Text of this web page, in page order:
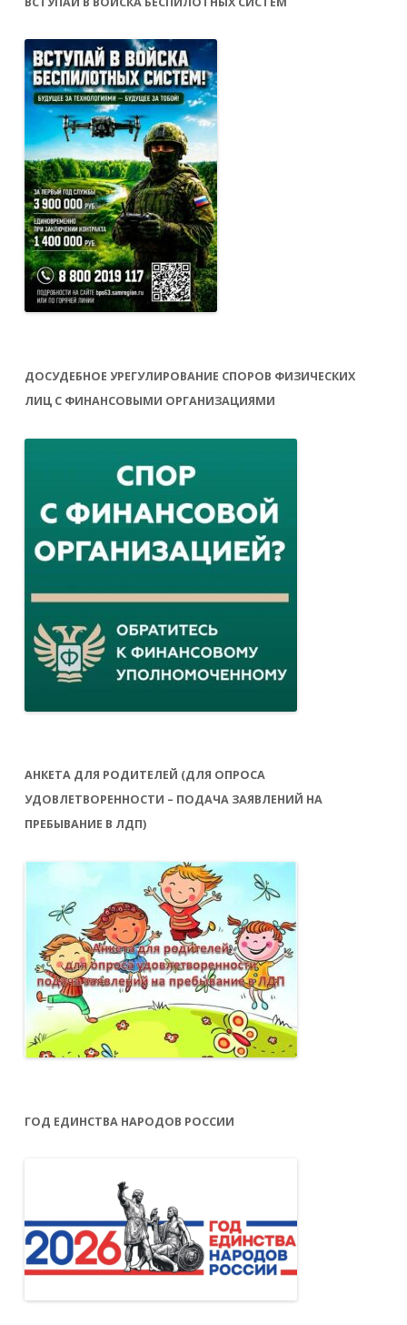
ДОСУДЕБНОЕ УРЕГУЛИРОВАНИЕ СПОРОВ ФИЗИЧЕСКИХ
ЛИЦ С ФИНАНСОВЫМИ ОРГАНИЗАЦИЯМИ
АНКЕТА ДЛЯ РОДИТЕЛЕЙ (ДЛЯ ОПРОСА
УДОВЛЕТВОРЕННОСТИ – ПОДАЧА ЗАЯВЛЕНИЙ НА
ПРЕБЫВАНИЕ В ЛДП)
ГОД ЕДИНСТВА НАРОДОВ РОССИИ